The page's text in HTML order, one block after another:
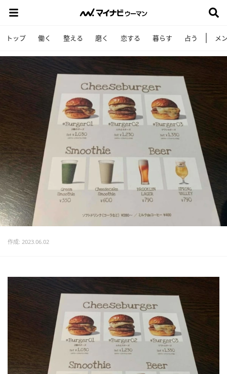
トップ 働く 整える 磨く 恋する 暮らす 占う メ
作成: 2023.06.02